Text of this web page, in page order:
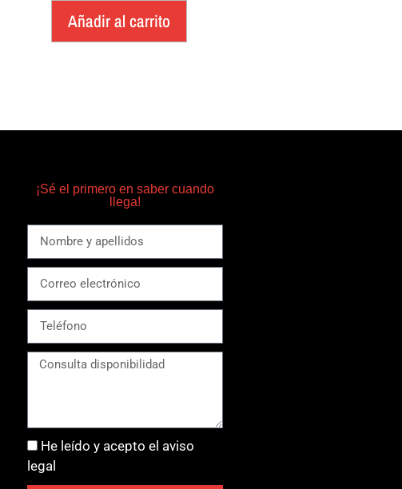
Añadir al carrito
¡Sé el primero en saber cuando
llega!
He leído y acepto el aviso
legal